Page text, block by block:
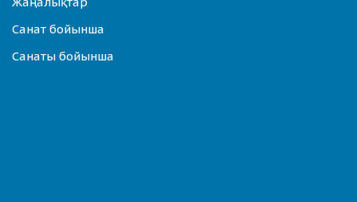
Санат бойынша
Санаты бойынша